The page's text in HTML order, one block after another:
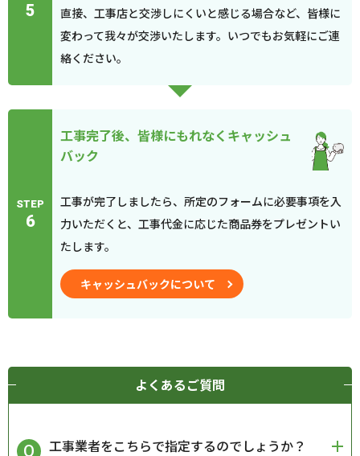
5
直接、工事店と交渉しにくいと感じる場合など、皆様に
変わって我々が交渉いたします。いつでもお気軽にご連
絡ください。
STEP
6
工事完了後、皆様にもれなくキャッシュ
バック
工事が完了しましたら、所定のフォームに必要事項を入
力いただくと、工事代金に応じた商品券をプレゼントい
たします。
キャッシュバックについて
よくあるご質問
工事業者をこちらで指定するのでしょうか？